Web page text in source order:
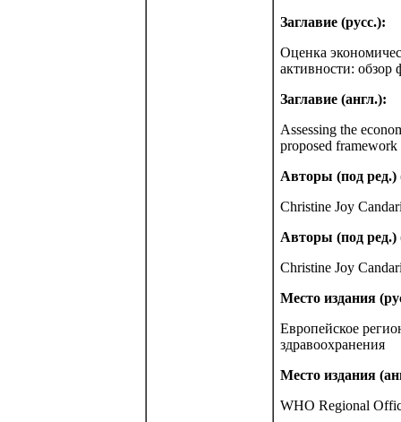
Заглавие (русс.):
Оценка
активности: обзор
Заглавие (англ.):
Assessing the
proposed framework
Авторы (под ред.)
Christine Joy
Авторы (под ред.)
Christine Joy
Место издания
Европейское
здравоохранения
Место издания
WHO Regional